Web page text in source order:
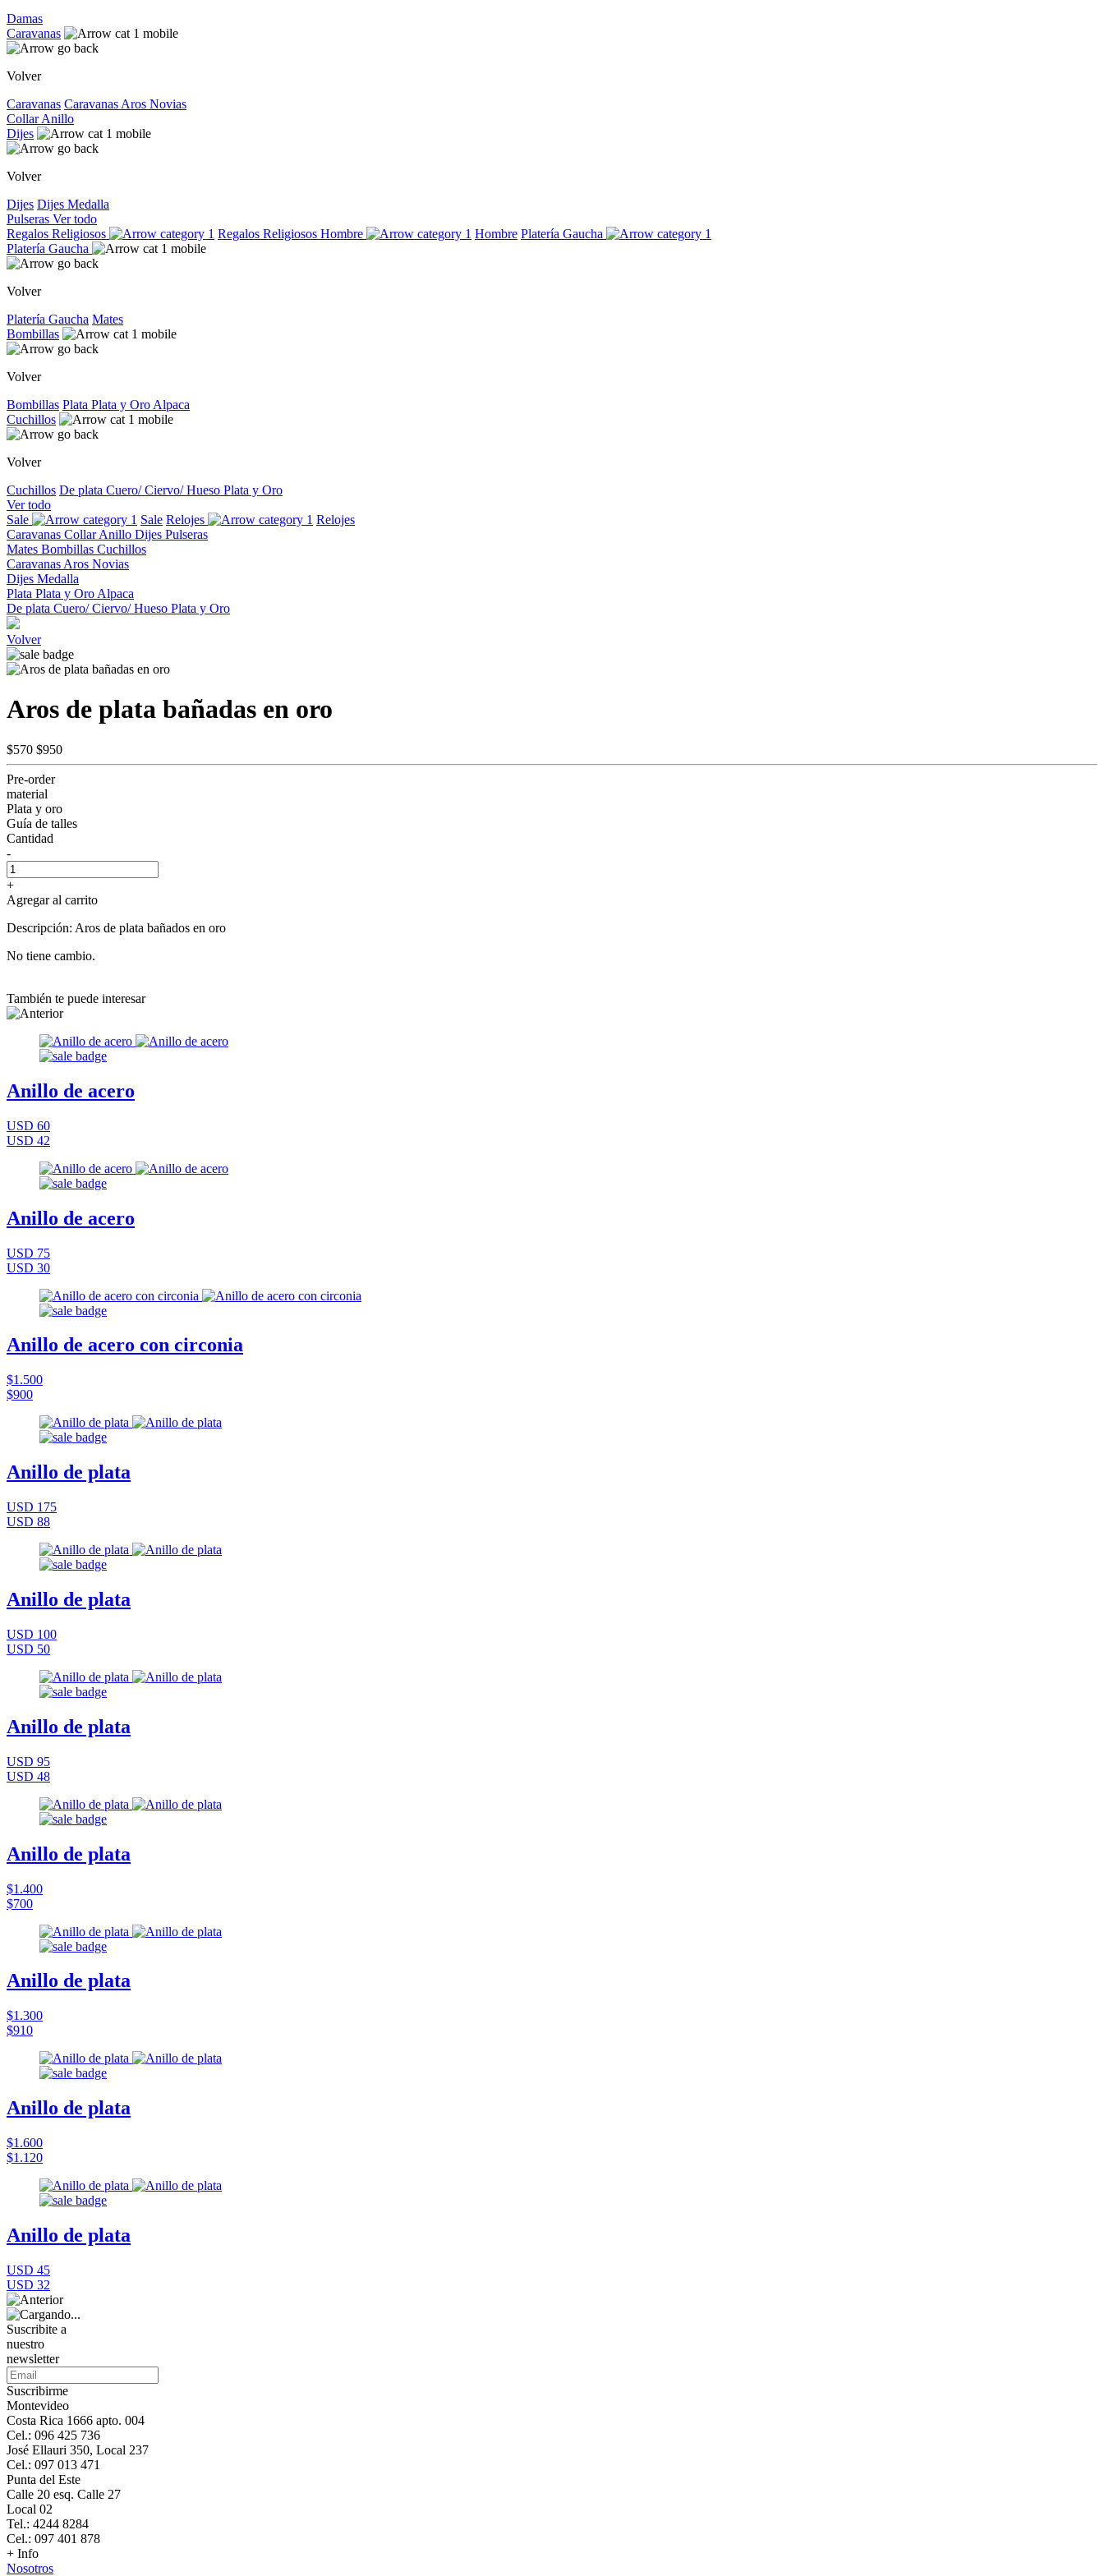
Damas
Caravanas
Volver
Caravanas Caravanas Aros Novias
CollarAnillo
Dijes
Volver
Dijes Dijes Medalla
Pulseras Ver todo
Regalos Religiosos
Regalos Religiosos Hombre Hombre Platería Gaucha
Platería Gaucha
Volver
Platería Gaucha Mates
Bombillas
Volver
Bombillas Plata Plata y Oro Alpaca
Cuchillos
Volver
Cuchillos De plata Cuero/ Ciervo/ Hueso Plata y Oro
Ver todo
Sale
Sale Relojes
Relojes
Caravanas CollarAnillo Dijes Pulseras
Mates Bombillas Cuchillos
Caravanas Aros Novias
Dijes Medalla
Plata Plata y Oro Alpaca
De plata Cuero/ Ciervo/ Hueso Plata y Oro
Volver
Aros de plata bañadas en oro
$570 $950
Pre-order
material
Plata y oro
Guía de talles
Cantidad
-
+
Agregar al carrito
Descripción: Aros de plata bañados en oro
No tiene cambio.
También te puede interesar
Anillo de acero
USD 60
USD 42
Anillo de acero
USD 75
USD 30
Anillo de acero con circonia
$1.500
$900
Anillo de plata
USD 175
USD 88
Anillo de plata
USD 100
USD 50
Anillo de plata
USD 95
USD 48
Anillo de plata
$1.400
$700
Anillo de plata
$1.300
$910
Anillo de plata
$1.600
$1.120
Anillo de plata
USD 45
USD 32
Suscribite a
nuestro
newsletter
Suscribirme
Montevideo
Costa Rica 1666 apto. 004
Cel.: 096 425 736
José Ellauri 350, Local 237
Cel.: 097 013 471
Punta del Este
Calle 20 esq. Calle 27
Local 02
Tel.: 4244 8284
Cel.: 097 401 878
+ Info
Nosotros